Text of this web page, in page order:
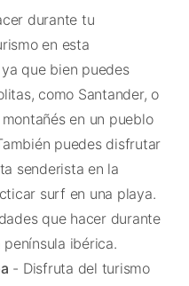
durante tu
en esta
que bien puedes
como Santander, o
en un pueblo
puedes disfrutar
senderista en la
surf en una playa.
que hacer durante
ibérica.
- Disfruta del turismo